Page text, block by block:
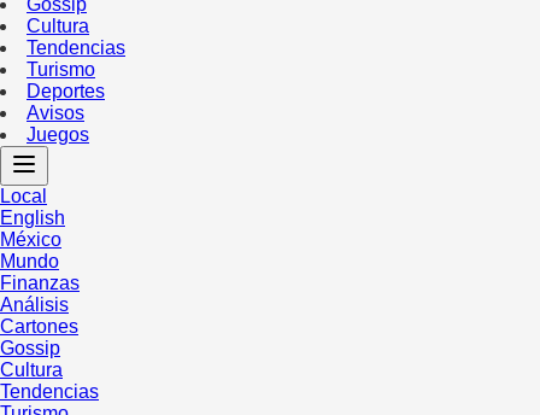
Cultura
Tendencias
Turismo
Deportes
Avisos
Juegos
Local
English
México
Mundo
Finanzas
Análisis
Cartones
Gossip
Cultura
Tendencias